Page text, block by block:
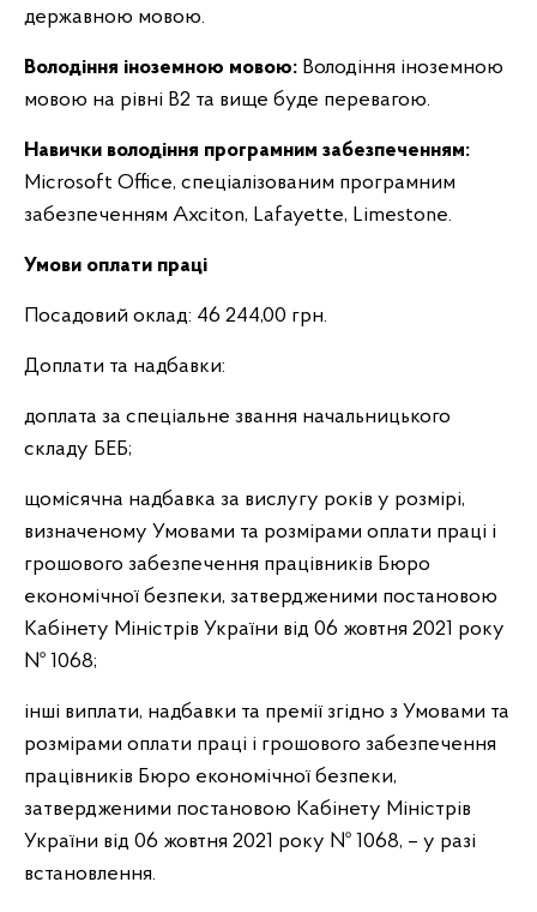
державною мовою.
Володіння іноземною мовою: Володіння іноземною
мовою на рівні B2 та вище буде перевагою.
Навички володіння програмним забезпеченням:
Microsoft Office, спеціалізованим програмним
забезпеченням Axciton, Lafayette, Limestone.
Умови оплати праці
Посадовий оклад: 46 244,00 грн.
Доплати та надбавки:
доплата за спеціальне звання начальницького
складу БЕБ;
щомісячна надбавка за вислугу років у розмірі,
визначеному Умовами та розмірами оплати праці і
грошового забезпечення працівників Бюро
економічної безпеки, затвердженими постановою
Кабінету Міністрів України від 06 жовтня 2021 року
№ 1068;
інші виплати, надбавки та премії згідно з Умовами та
розмірами оплати праці і грошового забезпечення
працівників Бюро економічної безпеки,
затвердженими постановою Кабінету Міністрів
України від 06 жовтня 2021 року № 1068, – у разі
встановлення.